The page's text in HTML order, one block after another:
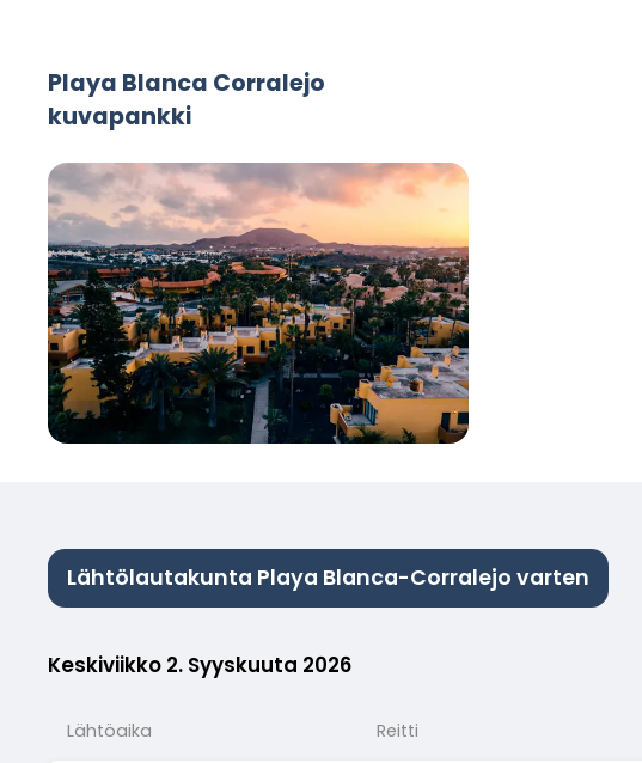
Playa Blanca Corralejo
kuvapankki
Lähtölautakunta Playa Blanca-Corralejo varten
Keskiviikko 2. Syyskuuta 2026
Lähtöaika Reitti